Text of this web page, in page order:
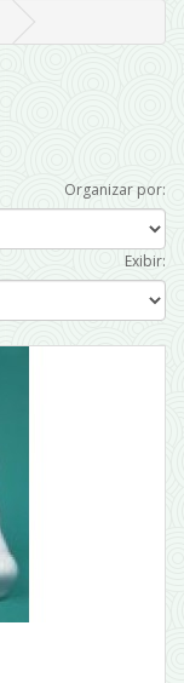
Organizar por:
Exibir: